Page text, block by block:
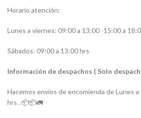
Horario atención:
Lunes a viernes: 09:00 a 13:00 -15:00 a
Sábados: 09:00 a 13:00 hrs
Información de despachos ( Solo
Hacemos envíos de encomienda de Lunes
hrs . 📦📦🚛